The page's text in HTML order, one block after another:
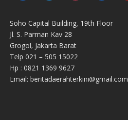
Soho Capital Building, 19th Floor
Jl. S. Parman Kav 28
Grogol, Jakarta Barat
Telp 021 – 505 15022
Hp : 0821 1369 9627
Email: beritadaerahterkini@gmail.com